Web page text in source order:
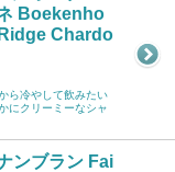
Boekenho
Chardo
ら冷やして飲みたい
にクリーミーなシャ
ンブラン Fai